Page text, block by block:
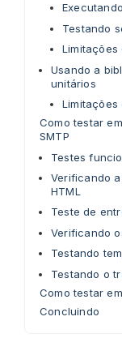
Testando
Limitações
Usando a
unitários
Limitações
Como testar
SMTP
Testes
Verificando
HTML
Teste de
Verificando
Testando
Testando o
Como testar
Concluindo